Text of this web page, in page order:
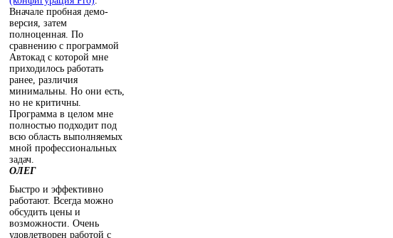
Вначале пробная демо-
версия, затем
полноценная. По
сравнению с программой
Автокад с которой мне
приходилось работать
ранее, различия
минимальны. Но они есть,
но не критичны.
Программа в целом мне
полностью подходит под
всю область выполняемых
мной профессиональных
задач.
ОЛЕГ
Быстро и эффективно
работают. Всегда можно
обсудить цены и
возможности. Очень
удовлетворен работой с